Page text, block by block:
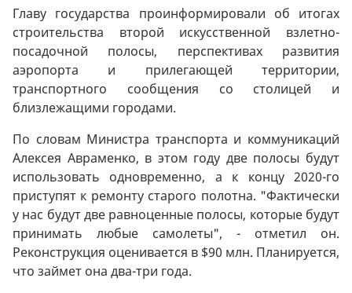
Главу государства проинформировали об итогах
строительства второй искусственной взлетно-
посадочной полосы, перспективах развития
аэропорта и прилегающей территории,
транспортного сообщения со столицей и
близлежащими городами.
По словам Министра транспорта и коммуникаций
Алексея Авраменко, в этом году две полосы будут
использовать одновременно, а к концу 2020-го
приступят к ремонту старого полотна. "Фактически
у нас будут две равноценные полосы, которые будут
принимать любые самолеты", - отметил он.
Реконструкция оценивается в $90 млн. Планируется,
что займет она два-три года.